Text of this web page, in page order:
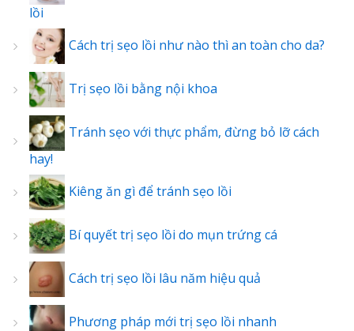
lồi
Cách trị sẹo lồi như nào thì an toàn cho da?
Trị sẹo lồi bằng nội khoa
Tránh sẹo với thực phẩm, đừng bỏ lỡ cách
hay!
Kiêng ăn gì để tránh sẹo lồi
Bí quyết trị sẹo lồi do mụn trứng cá
Cách trị sẹo lồi lâu năm hiệu quả
Phương pháp mới trị sẹo lồi nhanh